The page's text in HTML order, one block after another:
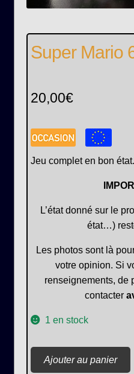
Super Mario
20,00€
Jeu complet en bon état.
L’état donné sur le
état…)
Les photos sont là
votre opinion. Si
renseignements, de
contacter
1 en stock
de
Ajouter au panier